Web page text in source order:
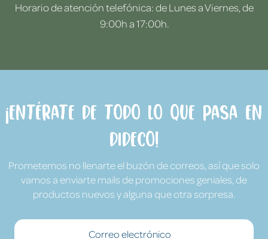
Horario de atención telefónica: de Lunes a Viernes, de
9:00h a 17:00h.
¡Entérate de todo lo que pasa en
Dideco!
Prometemos no llenarte el buzón de correos, así que solo
vamos a enviarte mails de promociones geniales, de
productos nuevos y alguna que otra sorpresa.